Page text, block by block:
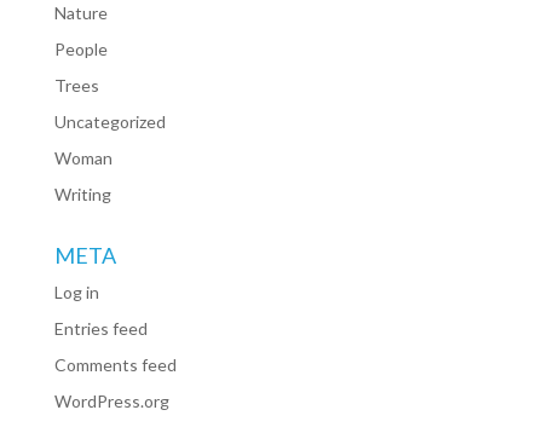
Nature
People
Trees
Uncategorized
Woman
Writing
META
Log in
Entries feed
Comments feed
WordPress.org